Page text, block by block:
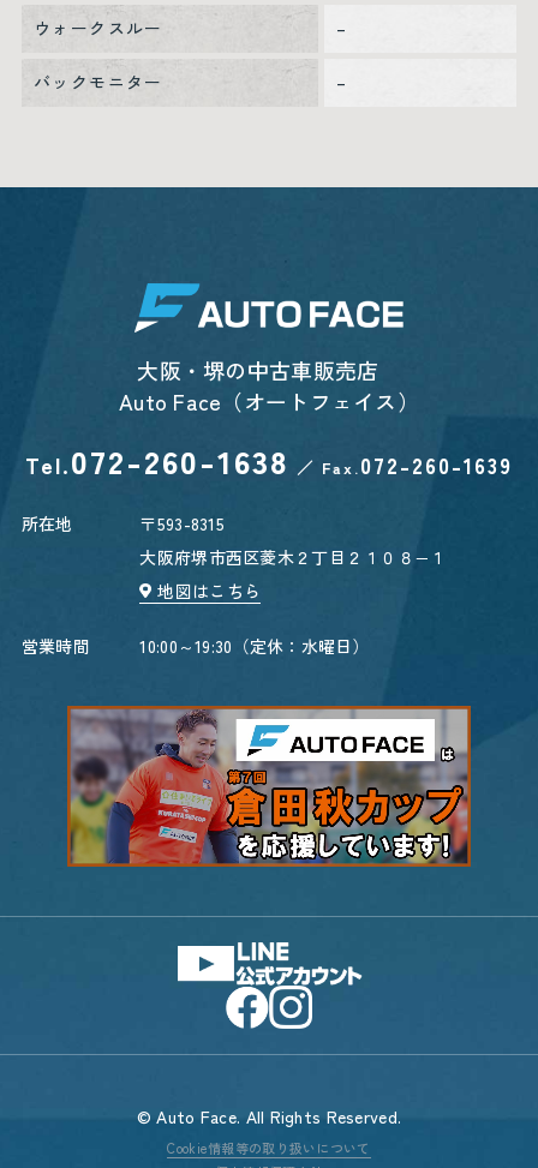
ウォークスルー –
バックモニター –
大阪・堺の中古車販売店
Auto Face（オートフェイス）
Tel.072-260-1638 ／ Fax.072-260-1639
所在地
〒593-8315
大阪府堺市西区菱木２丁目２１０８−１
地図はこちら
営業時間 10:00～19:30（定休：水曜日）
© Auto Face. All Rights Reserved.
Cookie情報等の取り扱いについて